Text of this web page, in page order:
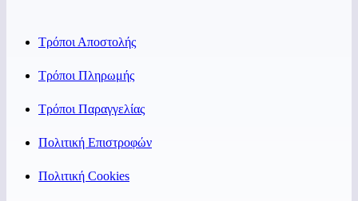
Τρόποι Αποστολής
Τρόποι Πληρωμής
Τρόποι Παραγγελίας
Πολιτική Επιστροφών
Πολιτική Cookies